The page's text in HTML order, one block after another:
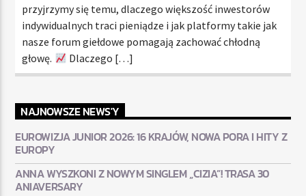
przyjrzymy się temu, dlaczego większość inwestorów
indywidualnych traci pieniądze i jak platformy takie jak
nasze forum giełdowe pomagają zachować chłodną
głowę.
Dlaczego […]
NAJNOWSZE NEWS'Y
EUROWIZJA JUNIOR 2026: 16 KRAJÓW, NOWA PORA I HITY Z
EUROPY
ANNA WYSZKONI Z NOWYM SINGLEM „CIZIA”! TRASA 30
ANIAVERSARY